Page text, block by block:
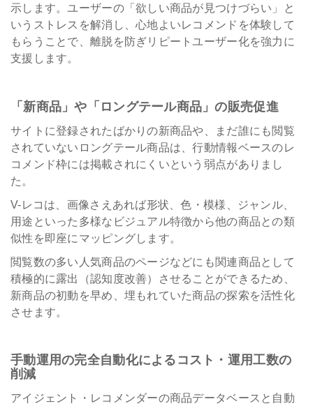
示します。ユーザーの「欲しい商品が見つけづらい」と
いうストレスを解消し、心地よいレコメンドを体験して
もらうことで、離脱を防ぎリピートユーザー化を強力に
支援します。
「新商品」や「ロングテール商品」の販売促進
サイトに登録されたばかりの新商品や、まだ誰にも閲覧
されていないロングテール商品は、行動情報ベースのレ
コメンド枠には掲載されにくいという弱点がありまし
た。
V-レコは、画像さえあれば形状、色・模様、ジャンル、
用途といった多様なビジュアル特徴から他の商品との類
似性を即座にマッピングします。
閲覧数の多い人気商品のページなどにも関連商品として
積極的に露出（認知度改善）させることができるため、
新商品の初動を早め、埋もれていた商品の探索を活性化
させます。
手動運用の完全自動化によるコスト・運用工数の
削減
アイジェント・レコメンダーの商品データベースと自動